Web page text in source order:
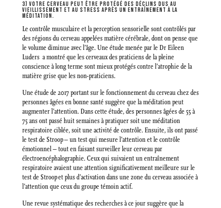
3) VOTRE CERVEAU PEUT ÊTRE PROTÉGÉ DES DÉCLINS DUS AU
VIEILLISSEMENT ET AU STRESS APRÈS UN ENTRAÎNEMENT À LA
MÉDITATION.
Le contrôle musculaire et la perception sensorielle sont contrôlés par
des régions du cerveau appelées matière cérébrale, dont on pense que
le volume diminue avec l’âge. Une étude menée par le Dr Eileen
Luders a montré que les cerveaux des praticiens de la pleine
conscience à long terme sont mieux protégés contre l’atrophie de la
matière grise que les non-praticiens.
Une étude de 2017 portant sur le fonctionnement du cerveau chez des
personnes âgées en bonne santé suggère que la méditation peut
augmenter l’attention. Dans cette étude, des personnes âgées de 55 à
75 ans ont passé huit semaines à pratiquer soit une méditation
respiratoire ciblée, soit une activité de contrôle. Ensuite, ils ont passé
le test de Stroop – un test qui mesure l’attention et le contrôle
émotionnel – tout en faisant surveiller leur cerveau par
électroencéphalographie. Ceux qui suivaient un entraînement
respiratoire avaient une attention significativement meilleure sur le
test de Stroop et plus d’activation dans une zone du cerveau associée à
l’attention que ceux du groupe témoin actif.
Une revue systématique des recherches à ce jour suggère que la